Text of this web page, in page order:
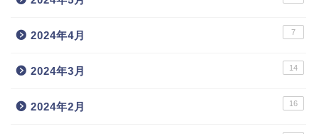
2024年4月 7
2024年3月 14
2024年2月 16